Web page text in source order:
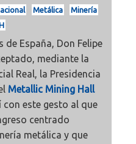
Metálica
Minería
de España, Don Felipe
mediante la
Real, la Presidencia
Metallic Mining Hall
con este gesto al que
centrado
metálica y que